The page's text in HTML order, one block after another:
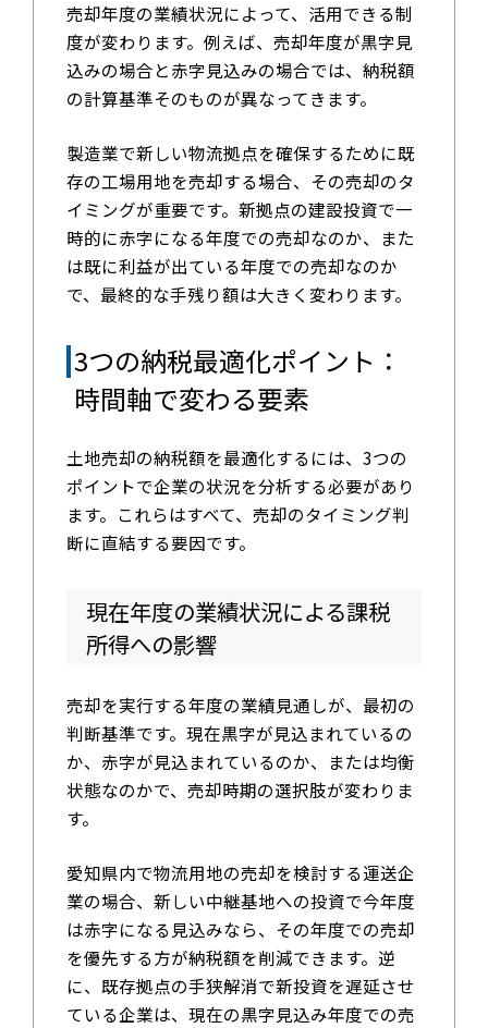
売却年度の業績状況によって、活用できる制
度が変わります。例えば、売却年度が黒字見
込みの場合と赤字見込みの場合では、納税額
の計算基準そのものが異なってきます。
製造業で新しい物流拠点を確保するために既
存の工場用地を売却する場合、その売却のタ
イミングが重要です。新拠点の建設投資で一
時的に赤字になる年度での売却なのか、また
は既に利益が出ている年度での売却なのか
で、最終的な手残り額は大きく変わります。
3つの納税最適化ポイント：
時間軸で変わる要素
土地売却の納税額を最適化するには、3つの
ポイントで企業の状況を分析する必要があり
ます。これらはすべて、売却のタイミング判
断に直結する要因です。
現在年度の業績状況による課税
所得への影響
売却を実行する年度の業績見通しが、最初の
判断基準です。現在黒字が見込まれているの
か、赤字が見込まれているのか、または均衡
状態なのかで、売却時期の選択肢が変わりま
す。
愛知県内で物流用地の売却を検討する運送企
業の場合、新しい中継基地への投資で今年度
は赤字になる見込みなら、その年度での売却
を優先する方が納税額を削減できます。逆
に、既存拠点の手狭解消で新投資を遅延させ
ている企業は、現在の黒字見込み年度での売